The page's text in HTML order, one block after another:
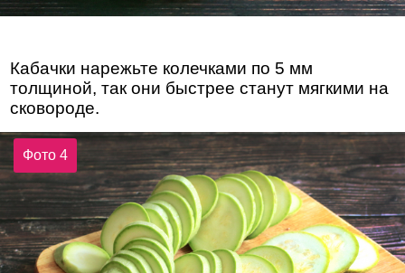
Кабачки нарежьте колечками по 5 мм
толщиной, так они быстрее станут мягкими на
сковороде.
Фото 4